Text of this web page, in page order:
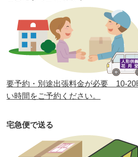
第39回人形供養祭令和2年10月
第38回人形供養祭 令和2年8月
第37回人形供養祭 令和2年6月8
第36回人形供養祭 令和2年4月
第35回人形供養祭令和2年2月
第33回人形供養祭
第32回人形供養祭 令和元年6月
要予約・別途出張料金が必要 10-20
い時間をご予約ください。
宅急便で送る